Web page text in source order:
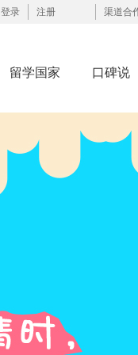
登录 注册 渠道合
留学国家 口碑说